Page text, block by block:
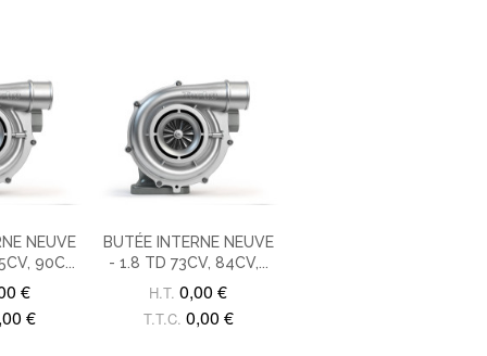
NEUVE
90C...
€
€
BUTÉE INTERNE NEUVE
- 1.8 TD 73CV, 84CV,...
H.T. 0,00 €
T.T.C. 0,00 €